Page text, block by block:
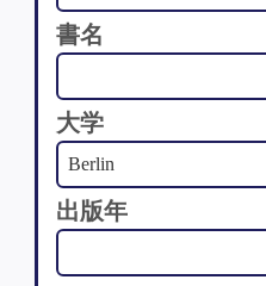
書名
大学
出版年